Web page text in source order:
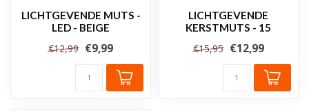
LICHTGEVENDE MUTS -
LED - BEIGE
€12,99 €9,99
LICHTGEVENDE
KERSTMUTS - 15
€15,95 €12,99